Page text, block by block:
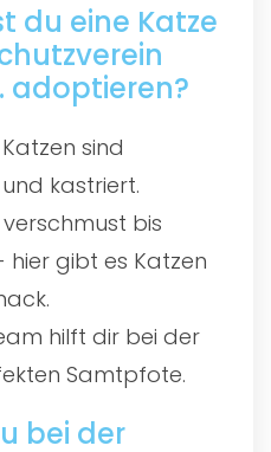
du eine Katze
adoptieren?
sind
kastriert.
bis
gibt es Katzen
hilft dir bei der
Samtpfote.
bei der